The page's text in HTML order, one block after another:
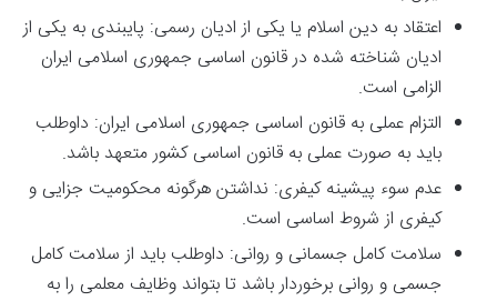
اعتقاد به دین اسلام یا یکی از ادیان رسمی: پایبندی به یکی از
ادیان شناخته شده در قانون اساسی جمهوری اسلامی ایران
الزامی است.
التزام عملی به قانون اساسی جمهوری اسلامی ایران: داوطلب
باید به صورت عملی به قانون اساسی کشور متعهد باشد.
عدم سوء پیشینه کیفری: نداشتن هرگونه محکومیت جزایی و
کیفری از شروط اساسی است.
سلامت کامل جسمانی و روانی: داوطلب باید از سلامت کامل
جسمی و روانی برخوردار باشد تا بتواند وظایف معلمی را به